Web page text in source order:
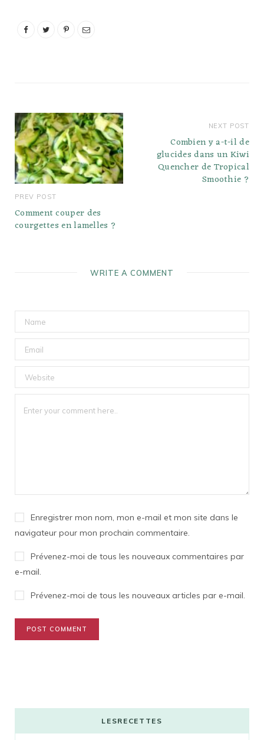
PREV POST
Comment couper des
courgettes en lamelles ?
NEXT POST
Combien y a-t-il de
glucides dans un Kiwi
Quencher de Tropical
Smoothie ?
WRITE A COMMENT
Enregistrer mon nom, mon e-mail et mon site dans le
navigateur pour mon prochain commentaire.
Prévenez-moi de tous les nouveaux commentaires par
e-mail.
Prévenez-moi de tous les nouveaux articles par e-mail.
LESRECETTES